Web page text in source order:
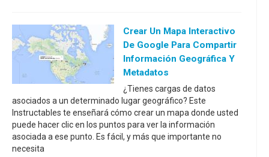
Crear Un Mapa Interactivo
De Google Para Compartir
Información Geográfica Y
Metadatos
¿Tienes cargas de datos
asociados a un determinado lugar geográfico? Este
Instructables te enseñará cómo crear un mapa donde usted
puede hacer clic en los puntos para ver la información
asociada a ese punto. Es fácil, y más que importante no
necesita